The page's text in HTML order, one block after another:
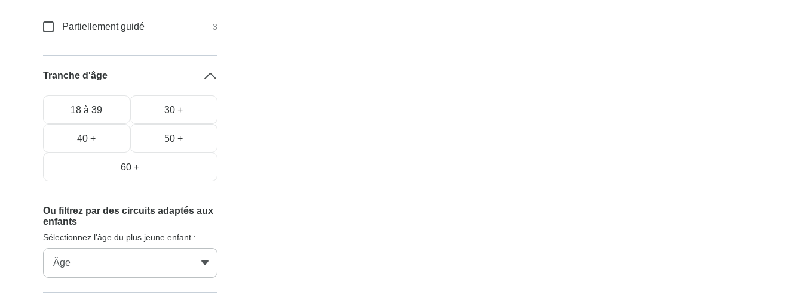
Partiellement guidé 3
Tranche d'âge
18 à 39 30 +
40 + 50 +
60 +
Ou filtrez par des circuits adaptés aux
enfants
Sélectionnez l'âge du plus jeune enfant :